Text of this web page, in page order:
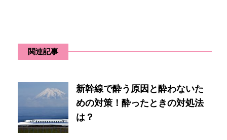
関連記事
新幹線で酔う原因と酔わないた
めの対策！酔ったときの対処法
は？